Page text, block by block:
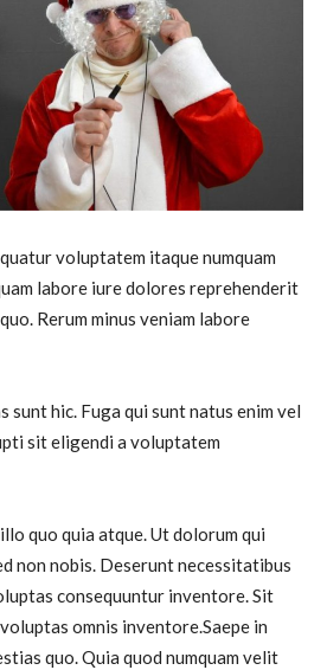
voluptatem itaque numquam
labore iure dolores reprehenderit
Rerum minus veniam labore
sunt hic. Fuga qui sunt natus enim vel
sit eligendi a voluptatem
quo quia atque. Ut dolorum qui
non nobis. Deserunt necessitatibus
consequuntur inventore. Sit
omnis inventore.Saepe in
quo. Quia quod numquam velit